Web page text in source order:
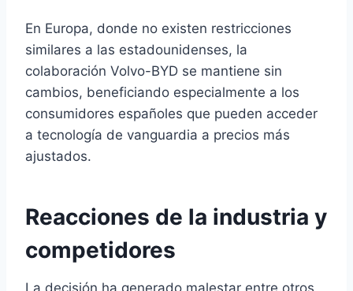
En Europa, donde no existen restricciones
similares a las estadounidenses, la
colaboración Volvo-BYD se mantiene sin
cambios, beneficiando especialmente a los
consumidores españoles que pueden acceder
a tecnología de vanguardia a precios más
ajustados.
Reacciones de la industria y
competidores